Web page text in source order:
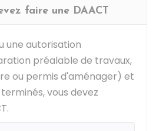
faire une DAACT
une autorisation
préalable de travaux,
ou permis d'aménager) et
vous devez